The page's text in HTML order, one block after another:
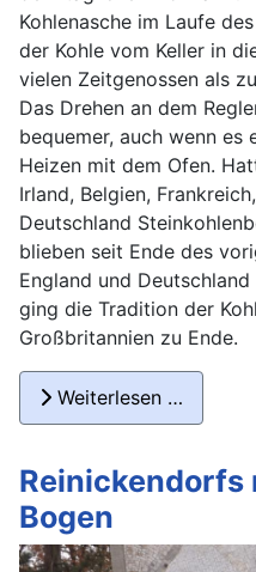
Kohlenasche im Laufe
der Kohle vom Keller in
vielen Zeitgenossen als
Das Drehen an dem
bequemer, auch wenn
Heizen mit dem Ofen.
Irland, Belgien,
Deutschland
blieben seit Ende des
England und
ging die Tradition der
Großbritannien zu Ende.
Weiterlesen …
Bogen